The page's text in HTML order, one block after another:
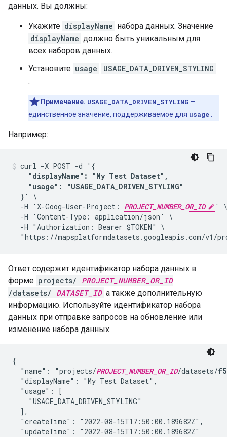
данных. Вы должны:
Укажите displayName набора данных. Значение
displayName должно быть уникальным для
всех наборов данных.
Установите usage
USAGE_DATA_DRIVEN_STYLING
.
Примечание. USAGE_DATA_DRIVEN_STYLING —
единственное значение, поддерживаемое для usage
Например:
curl -X POST -d '{
"displayName": "My Test Dataset",
    "usage": "USAGE_DATA_DRIVEN_STYLING"
  }' \
  -H 'X-Goog-User-Project:
PROJECT_NUMBER_OR_ID
' \
  -H 'Content-Type: application/json' \
  -H "Authorization: Bearer $TOKEN" \
"https://mapsplatformdatasets.googleapis.com/v1/
Ответ содержит идентификатор набора данных в
форме projects/ PROJECT_NUMBER_OR_ID
/datasets/ DATASET_ID а также дополнительную
информацию. Используйте идентификатор набора
данных при отправке запросов на обновление или
изменение набора данных.
{
  "name": "projects/
PROJECT_NUMBER_OR_ID/datasets/
  "displayName": "My Test Dataset",
  "usage": [
    "USAGE_DATA_DRIVEN_STYLING"
  ],
  "createTime": "2022-08-15T17:50:00.189682Z",
  "updateTime": "2022-08-15T17:50:00.189682Z"